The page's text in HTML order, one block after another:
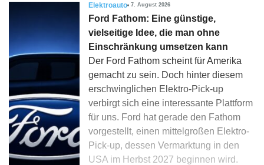
Elektroauto 7. August 2026
Ford Fathom: Eine günstige,
vielseitige Idee, die man ohne
Einschränkung umsetzen kann
Der Ford Fathom scheint für Amerika
gemacht zu sein. Doch hinter diesem
erschwinglichen Elektro-Pick-up
verbirgt sich eine interessante Plattform
für uns. Ford hat gerade den Fathom
vorgestellt, einen mittelgroßen Elektro-
Pick-up, dessen Vermarktung in den
USA im Herbst 2027 beginnen wird.